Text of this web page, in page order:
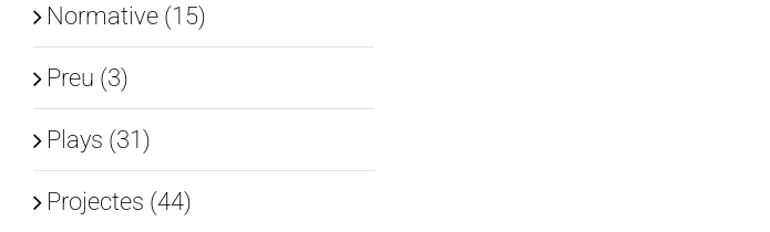
Normative (15)
Preu (3)
Plays (31)
Projectes (44)